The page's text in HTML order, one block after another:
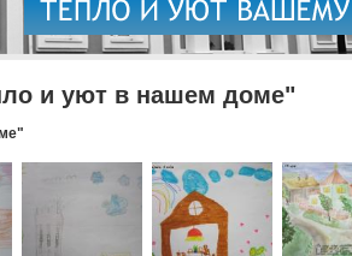
и уют в нашем доме"